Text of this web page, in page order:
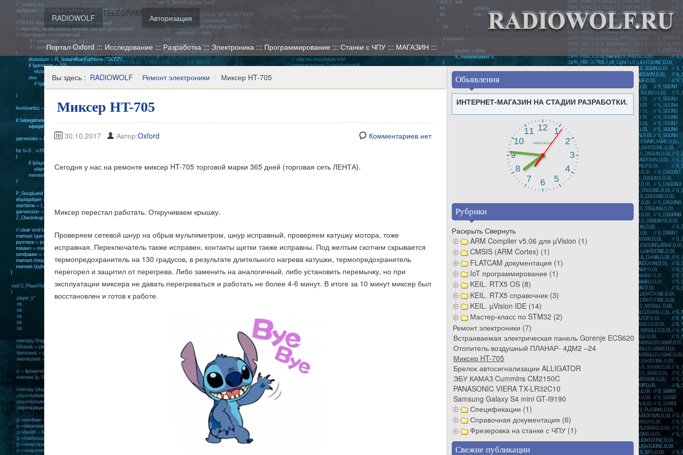
RADIOWOLF TELEGRAM Авторизация
Портал Oxford ::: Исследование ::: Разработка ::: Электроника ::: Программирование ::: Станки с ЧПУ ::: МАГАЗИН :::
Вы здесь : RADIOWOLF / Ремонт электроники / Миксер HT-705
Миксер HT-705
30.10.2017 Автор:Oxford Комментариев нет
Сегодня у нас на ремонте миксер HT-705 торговой марки 365 дней (торговая сеть ЛЕНТА).
Миксер перестал работать. Откручиваем крышку.
Проверяем сетевой шнур на обрыв мультиметром, шнур исправный, проверяем катушку мотора, тоже
исправная. Переключатель также исправен, контакты щетки также исправны. Под желтым скотчем скрывается
термопредохранитель на 130 градусов, в результате длительного нагрева катушки, термопредохранитель
перегорел и защитил от перегрева. Либо заменить на аналогичный, либо установить перемычку, но при
эксплуатации миксера не давать перегреваться и работать не более 4-6 минут. В итоге за 10 минут миксер был
восстановлен и готов к работе.
Обьявления
ИНТЕРНЕТ-МАГАЗИН НА СТАДИИ РАЗРАБОТКИ.
Рубрики
Раскрыть Свернуть
ARM Compiler v5.06 для µVision (1)
CMSIS (ARM Cortex) (1)
FLATCAM документация (1)
IoT программирование (1)
KEIL. RTX5 OS (8)
KEIL. RTX5 справочник (3)
KEIL. µVision IDE (14)
Мастер-класс по STM32 (2)
Ремонт электроники (7)
Встраиваемая электрическая панель Gorenje ECS620BC
Отопитель воздушный ПЛАНАР- 4ДМ2 –24
Миксер HT-705
Брелок автосигнализации ALLIGATOR
ЭБУ КАМАЗ Cummins CM2150C
PANASONIC VIERA TX-LR32C10
Samsung Galaxy S4 mini GT-I9190
Спецификации (1)
Справочная документация (6)
Фрезеровка на станке с ЧПУ (1)
Свежие публикации